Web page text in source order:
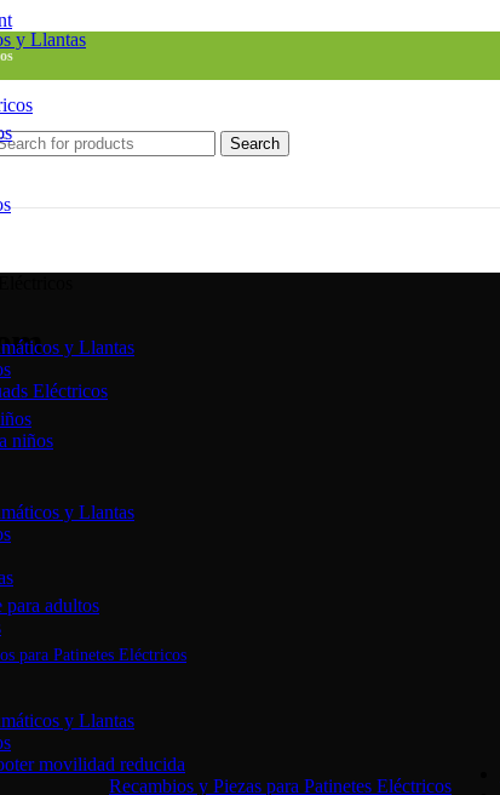
Search
y Llantas
y Llantas
Eléctricos
niños
y Llantas
adultos
y Llantas
movilidad reducida
Recambios y Piezas para Patinetes Eléctricos
para Patinetes Eléctricos